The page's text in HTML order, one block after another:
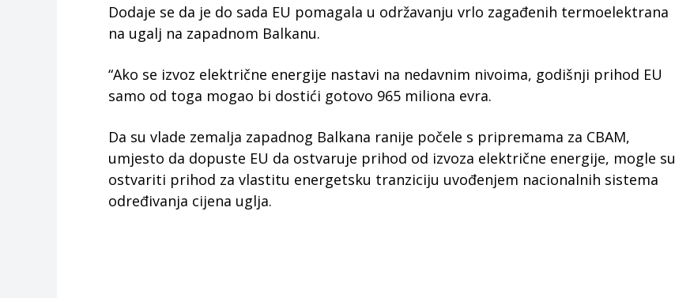
Dodaje se da je do sada EU pomagala u održavanju vrlo zagađenih termoelektrana
na ugalj na zapadnom Balkanu.
“Ako se izvoz električne energije nastavi na nedavnim nivoima, godišnji prihod EU
samo od toga mogao bi dostići gotovo 965 miliona evra.
Da su vlade zemalja zapadnog Balkana ranije počele s pripremama za CBAM,
umjesto da dopuste EU da ostvaruje prihod od izvoza električne energije, mogle su
ostvariti prihod za vlastitu energetsku tranziciju uvođenjem nacionalnih sistema
određivanja cijena uglja.